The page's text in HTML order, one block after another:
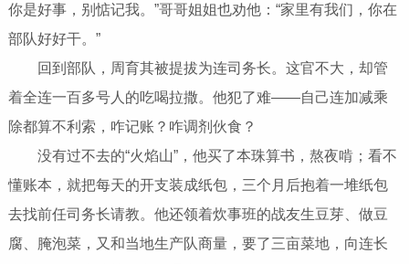
你是好事，别惦记我。”哥哥姐姐也劝他：“家里有我们，你在
部队好好干。”
回到部队，周育其被提拔为连司务长。这官不大，却管
着全连一百多号人的吃喝拉撒。他犯了难——自己连加减乘
除都算不利索，咋记账？咋调剂伙食？
没有过不去的“火焰山”，他买了本珠算书，熬夜啃；看不
懂账本，就把每天的开支装成纸包，三个月后抱着一堆纸包
去找前任司务长请教。他还领着炊事班的战友生豆芽、做豆
腐、腌泡菜，又和当地生产队商量，要了三亩菜地，向连长